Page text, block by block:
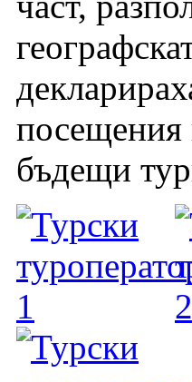
посещения
бъдещи